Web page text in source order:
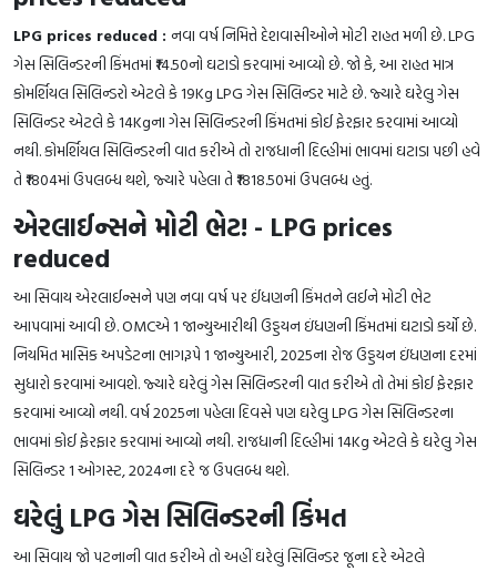
LPG prices reduced : નવા વર્ષ નિમિત્તે દેશવાસીઓને મોટી રાહત મળી છે. LPG
ગેસ સિલિન્ડરની કિંમતમાં ₹14.50નો ઘટાડો કરવામાં આવ્યો છે. જો કે, આ રાહત માત્ર
કોમર્શિયલ સિલિન્ડરો એટલે કે 19Kg LPG ગેસ સિલિન્ડર માટે છે. જ્યારે ઘરેલુ ગેસ
સિલિન્ડર એટલે કે 14Kgના ગેસ સિલિન્ડરની કિંમતમાં કોઈ ફેરફાર કરવામાં આવ્યો
નથી. કોમર્શિયલ સિલિન્ડરની વાત કરીએ તો રાજધાની દિલ્હીમાં ભાવમાં ઘટાડા પછી હવે
તે ₹1804માં ઉપલબ્ધ થશે, જ્યારે પહેલા તે ₹1818.50માં ઉપલબ્ધ હતું.
એરલાઈન્સને મોટી ભેટ! - LPG prices
reduced
આ સિવાય એરલાઈન્સને પણ નવા વર્ષ પર ઈંધણની કિંમતને લઈને મોટી ભેટ
આપવામાં આવી છે. OMCએ 1 જાન્યુઆરીથી ઉડ્ડયન ઇંધણની કિંમતમાં ઘટાડો કર્યો છે.
નિયમિત માસિક અપડેટના ભાગરૂપે 1 જાન્યુઆરી, 2025ના રોજ ઉડ્ડયન ઇંધણના દરમાં
સુધારો કરવામાં આવશે. જ્યારે ઘરેલું ગેસ સિલિન્ડરની વાત કરીએ તો તેમાં કોઈ ફેરફાર
કરવામાં આવ્યો નથી. વર્ષ 2025ના પહેલા દિવસે પણ ઘરેલુ LPG ગેસ સિલિન્ડરના
ભાવમાં કોઈ ફેરફાર કરવામાં આવ્યો નથી. રાજધાની દિલ્હીમાં 14Kg એટલે કે ઘરેલુ ગેસ
સિલિન્ડર 1 ઓગસ્ટ, 2024ના દરે જ ઉપલબ્ધ થશે.
ઘરેલું LPG ગેસ સિલિન્ડરની કિંમત
આ સિવાય જો પટનાની વાત કરીએ તો અહીં ઘરેલું સિલિન્ડર જૂના દરે એટલે